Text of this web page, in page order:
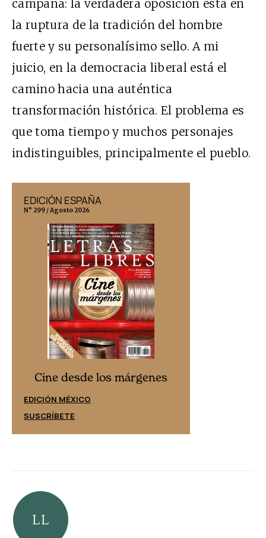
campana: la verdadera oposición está en
la ruptura de la tradición del hombre
fuerte y su personalísimo sello. A mi
juicio, en la democracia liberal está el
camino hacia una auténtica
transformación histórica. El problema es
que toma tiempo y muchos personajes
indistinguibles, principalmente el pueblo.
EDICIÓN ESPAÑA
N° 299 / Agosto 2026
Cine desde los márgenes
EDICIÓN MÉXICO
SUSCRÍBETE